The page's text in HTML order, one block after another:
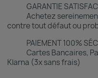
GARANTIE
Achetez
contre tout défaut ou
PAIEMENT 100%
Cartes Bancaires,
Klarna (3x sans frais)